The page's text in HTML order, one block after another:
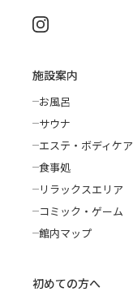
施設案内
お風呂
サウナ
エステ・ボディケア
食事処
リラックスエリア
コミック・ゲーム
館内マップ
初めての方へ